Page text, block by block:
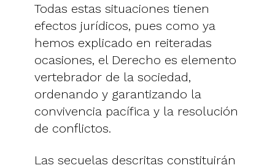
Todas estas situaciones tienen
efectos jurídicos, pues como ya
hemos explicado en reiteradas
ocasiones, el Derecho es elemento
vertebrador de la sociedad,
ordenando y garantizando la
convivencia pacífica y la resolución
de conflictos.
Las secuelas descritas constituirán